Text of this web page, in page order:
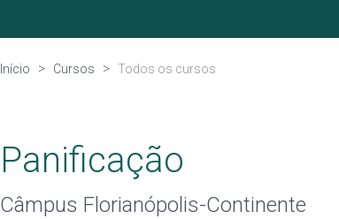
Início Cursos Todos os cursos
Panificação
Câmpus Florianópolis-Continente